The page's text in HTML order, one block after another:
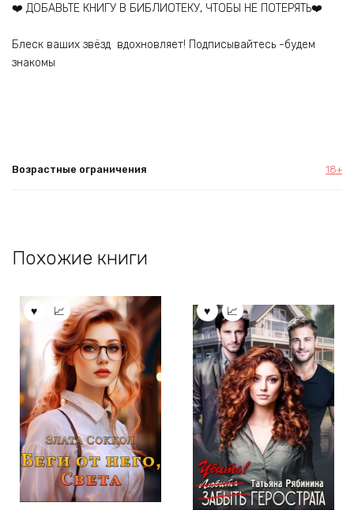
‍❤️‍ ДОБАВЬТЕ КНИГУ В БИБЛИОТЕКУ, ЧТОБЫ НЕ ПОТЕРЯТЬ‍❤️‍
Блеск ваших звёзд вдохновляет! Подписывайтесь -будем
знакомы
Возрастные ограничения 18+
Похожие книги